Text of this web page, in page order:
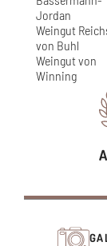
Jordan
Weingut
von Buhl
Weingut von
Winning